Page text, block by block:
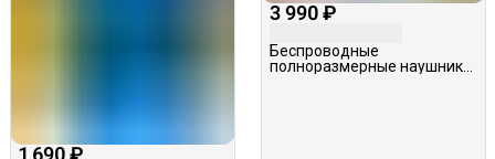
1 690 ₽
3 990 ₽
Беспроводные
полноразмерные наушники,